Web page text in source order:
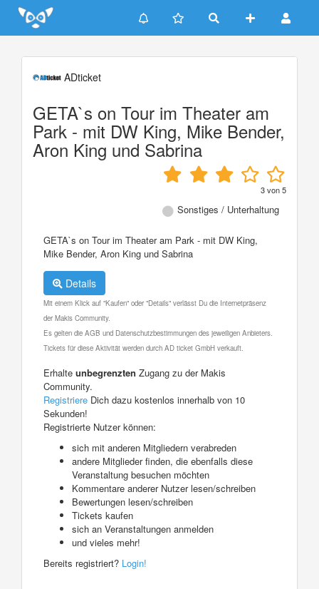
Update cookies preferences
ADticket
GETA`s on Tour im Theater am
Park - mit DW King, Mike Bender,
Aron King und Sabrina
3von5
Sonstiges / Unterhaltung
GETA`s on Tour im Theater am Park - mit DW King,
Mike Bender, Aron King und Sabrina
Details
Mit einem Klick auf "Kaufen" oder "Details" verlässt Du die Internetpräsenz
der Makis Community.
Es gelten die AGB und Datenschutzbestimmungen des jeweiligen Anbieters.
Tickets für diese Aktivität werden durch AD ticket GmbH verkauft.
Erhalte unbegrenzten Zugang zu der Makis
Community.
Registriere Dich dazu kostenlos innerhalb von 10
Sekunden!
Registrierte Nutzer können:
sich mit anderen Mitgliedern verabreden
andere Mitglieder finden, die ebenfalls diese
Veranstaltung besuchen möchten
Kommentare anderer Nutzer lesen/schreiben
Bewertungen lesen/schreiben
Tickets kaufen
sich an Veranstaltungen anmelden
und vieles mehr!
Bereits registriert? Login!